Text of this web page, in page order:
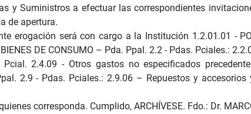
y Suministros a efectuar las correspondientes
de apertura.
erogación será con cargo a la Institución 1.2.01.01 -
DE CONSUMO – Pda. Ppal. 2.2 - Pdas. Pciales.:
Pcial. 2.4.09 - Otros gastos no especificados
2.9 - Pdas. Pciales.: 2.9.06 – Repuestos y
corresponda. Cumplido, ARCHÍVESE. Fdo.: Dr.